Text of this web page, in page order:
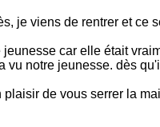
je viens de rentrer et ce
car elle était
vu notre jeunesse. dès
de vous serrer la